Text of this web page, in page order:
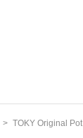
TOKY Original Pot